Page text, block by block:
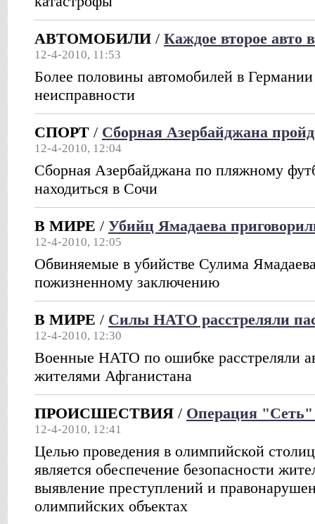
АВТОМОБИЛИ / Каждое второе авто
12-4-2010, 11:53
Более половины автомобилей в
неисправности
СПОРТ / Сборная Азербайджана
12-4-2010, 12:04
Сборная Азербайджана по пляжному
находиться в Сочи
В МИРЕ / Убийц Ямадаева
12-4-2010, 12:05
Обвиняемые в убийстве Сулима
пожизненному заключению
В МИРЕ / Силы НАТО расстреляли
12-4-2010, 12:30
Военные НАТО по ошибке расстреляли
жителями Афганистана
ПРОИСШЕСТВИЯ / Операция "Сеть"
12-4-2010, 12:41
Целью проведения в олимпийской
является обеспечение безопасности
выявление преступлений и
олимпийских объектах